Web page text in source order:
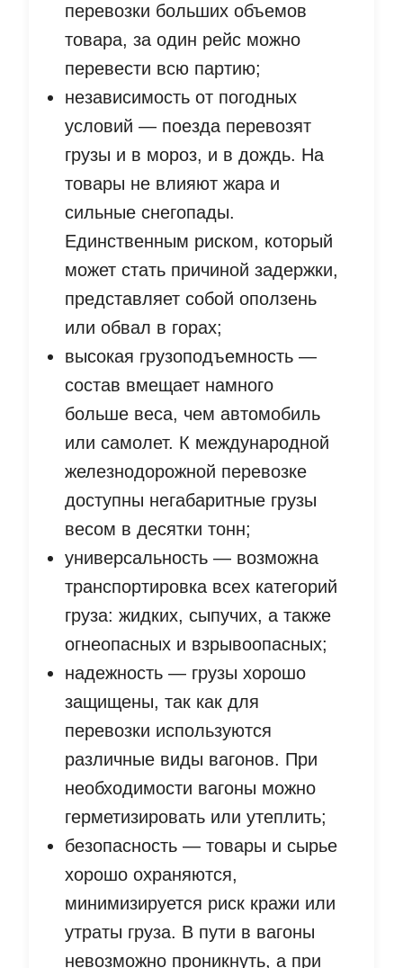
перевозки больших объемов
товара, за один рейс можно
перевести всю партию;
независимость от погодных
условий — поезда перевозят
грузы и в мороз, и в дождь. На
товары не влияют жара и
сильные снегопады.
Единственным риском, который
может стать причиной задержки,
представляет собой оползень
или обвал в горах;
высокая грузоподъемность —
состав вмещает намного
больше веса, чем автомобиль
или самолет. К международной
железнодорожной перевозке
доступны негабаритные грузы
весом в десятки тонн;
универсальность — возможна
транспортировка всех категорий
груза: жидких, сыпучих, а также
огнеопасных и взрывоопасных;
надежность — грузы хорошо
защищены, так как для
перевозки используются
различные виды вагонов. При
необходимости вагоны можно
герметизировать или утеплить;
безопасность — товары и сырье
хорошо охраняются,
минимизируется риск кражи или
утраты груза. В пути в вагоны
невозможно проникнуть, а при